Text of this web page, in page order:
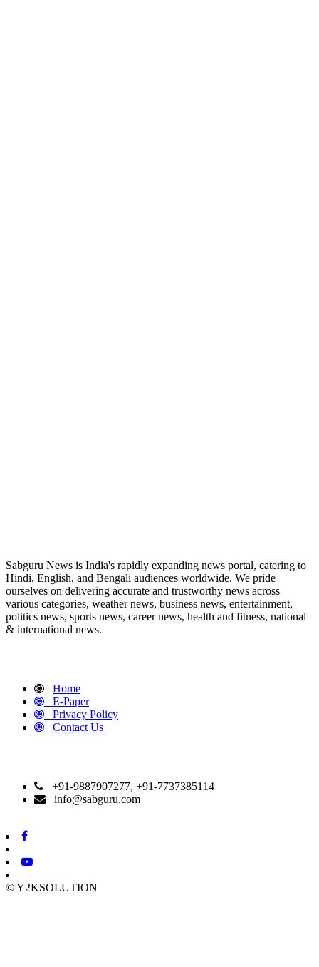
Sabguru News is India's rapidly expanding news portal, catering to
Hindi, English, and Bengali audiences worldwide. We pride
ourselves on delivering accurate and trustworthy news across
various categories, weather news, business news, entertainment,
politics news, sports news, career news, health and fitness, national
& international news.
Home
E-Paper
Privacy Policy
Contact Us
+91-9887907277, +91-7737385114
info@sabguru.com
© Y2KSOLUTION